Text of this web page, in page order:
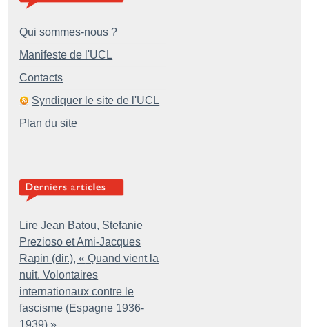
Qui sommes-nous ?
Manifeste de l'UCL
Contacts
Syndiquer le site de l'UCL
Plan du site
Lire Jean Batou, Stefanie
Prezioso et Ami-Jacques
Rapin (dir.), « Quand vient la
nuit. Volontaires
internationaux contre le
fascisme (Espagne 1936-
1939) »